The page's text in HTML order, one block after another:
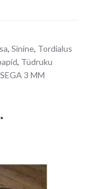
, Sinine, Tordialus
, Tüdruku
3 MM